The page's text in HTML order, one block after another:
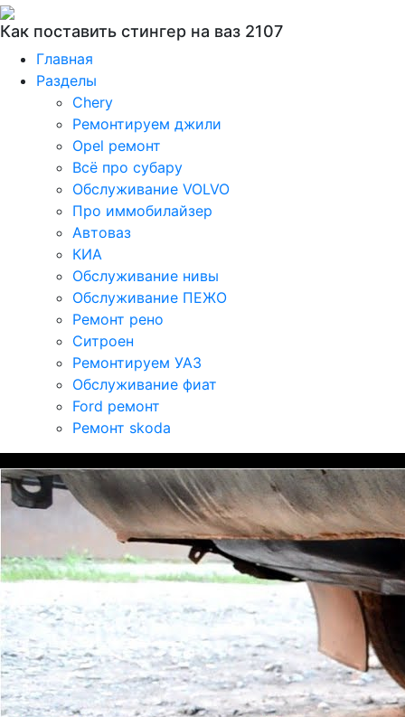
Как поставить стингер на ваз 2107
Главная
Разделы
Chery
Ремонтируем джили
Opel ремонт
Всё про субару
Обслуживание VOLVO
Про иммобилайзер
Автоваз
КИА
Обслуживание нивы
Обслуживание ПЕЖО
Ремонт рено
Ситроен
Ремонтируем УАЗ
Обслуживание фиат
Ford ремонт
Ремонт skoda